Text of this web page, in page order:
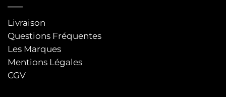
Livraison
Questions Fréquentes
Les Marques
Mentions Légales
CGV